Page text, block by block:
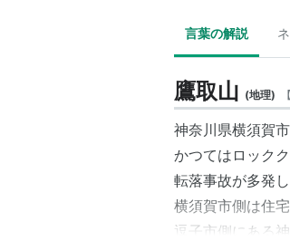
言葉の解説
鷹取山 (地理) 【
神奈川県横須賀
かつてはロック
転落事故が多発
横須賀市側は住
逗子市側にある